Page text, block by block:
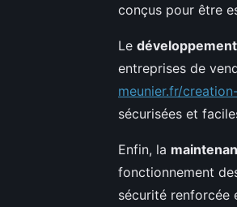
conçus pour être
Le
entreprises de
meunier.fr/
sécurisées et
Enfin, la
fonctionnement
sécurité renforcée